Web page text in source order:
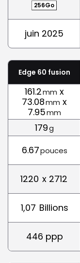
256Go
juin 2025
Edge 60 fusion
161.2mm x
73.08mm x
7.95mm
179g
6.67pouces
1220 x 2712
1,07 Billions
446 ppp